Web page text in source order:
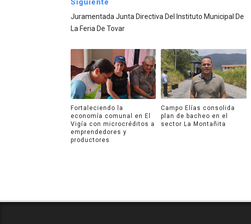
Siguiente
Juramentada Junta Directiva Del Instituto Municipal De
La Feria De Tovar
Fortaleciendo la
economía comunal en El
Vigía con microcréditos a
emprendedores y
productores
Campo Elías consolida
plan de bacheo en el
sector La Montañita